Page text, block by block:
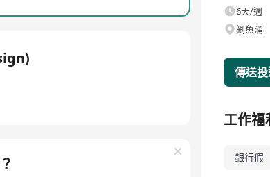
6天/週
鰂魚涌
傳送
工作福
銀行假